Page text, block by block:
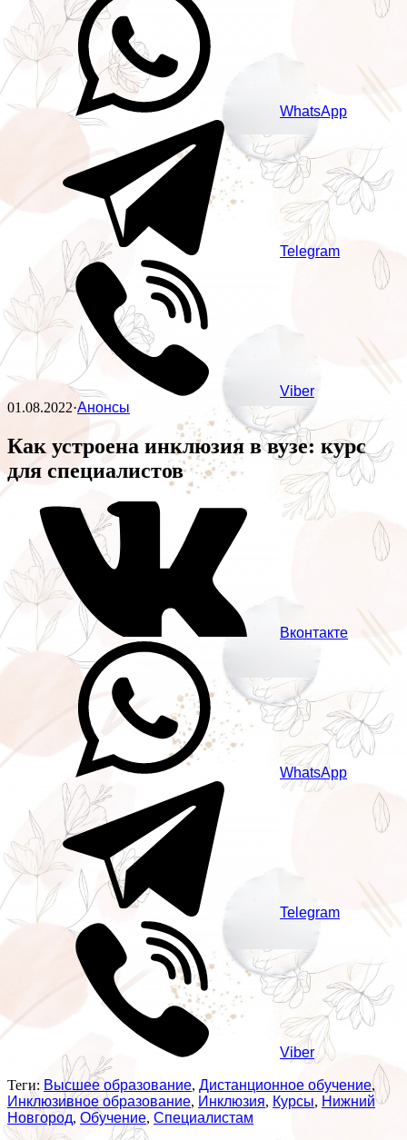
WhatsApp
Telegram
Viber
01.08.2022·Анонсы
Как устроена инклюзия в вузе: курс
для специалистов
Вконтакте
WhatsApp
Telegram
Viber
Теги: Высшее образование, Дистанционное обучение,
Инклюзивное образование, Инклюзия, Курсы, Нижний
Новгород, Обучение, Специалистам